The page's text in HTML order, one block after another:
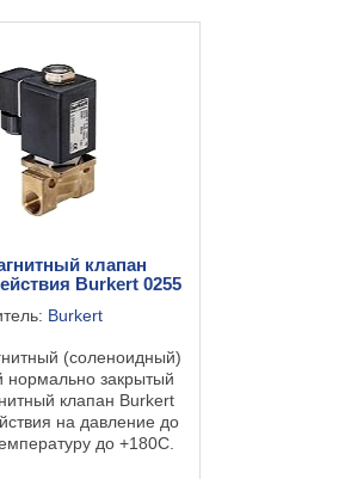
клапан
Burkert 0255
Burkert
(соленоидный)
нормально закрытый
клапан Burkert
на давление до
до +180С.